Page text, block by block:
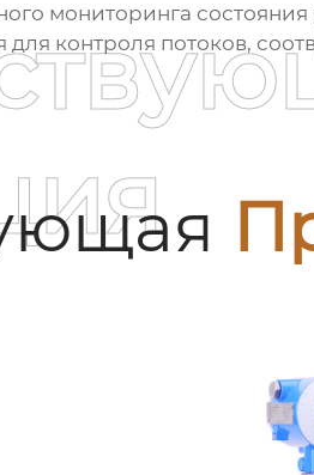
мониторинга
контроля потоков,